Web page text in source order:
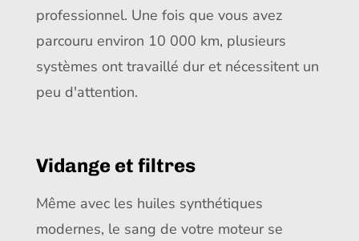
professionnel. Une fois que vous avez
parcouru environ 10 000 km, plusieurs
systèmes ont travaillé dur et nécessitent un
peu d'attention.
Vidange et filtres
Même avec les huiles synthétiques
modernes, le sang de votre moteur se